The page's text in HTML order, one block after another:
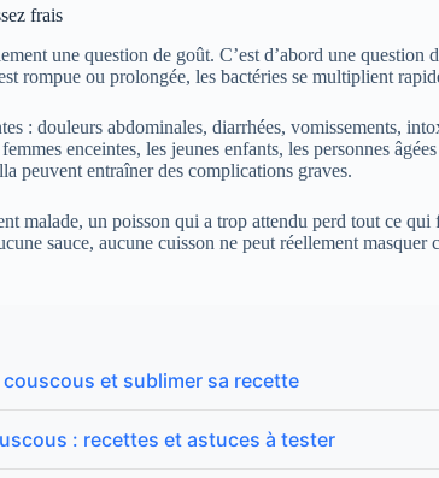
frais
une question de goût. C’est d’abord une question
rompue ou prolongée, les bactéries se multiplient
: douleurs abdominales, diarrhées, vomissements,
enceintes, les jeunes enfants, les personnes
peuvent entraîner des complications graves.
malade, un poisson qui a trop attendu perd tout ce
sauce, aucune cuisson ne peut réellement masquer
et sublimer sa recette
: recettes et astuces à tester